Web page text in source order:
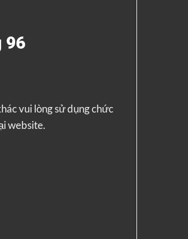
96
vui lòng sử dụng chức
website.